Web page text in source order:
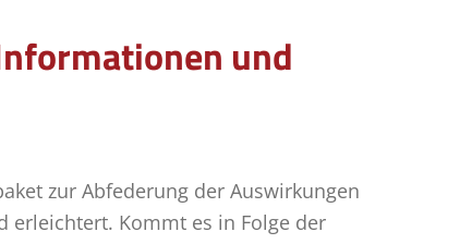
und
zur Abfederung der Auswirkungen
erleichtert. Kommt es in Folge der